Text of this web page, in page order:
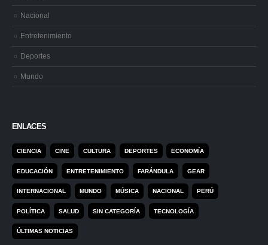
Nacional
Entretenimiento
Deportes
Mundo
ENLACES
CIENCIA CINE CULTURA DEPORTES ECONOMÍA
EDUCACIÓN ENTRETENIMIENTO FARÁNDULA GEAR
INTERNACIONAL MUNDO MÚSICA NACIONAL PERÚ
POLÍTICA SALUD SIN CATEGORÍA TECNOLOGÍA
ÚLTIMAS NOTICIAS